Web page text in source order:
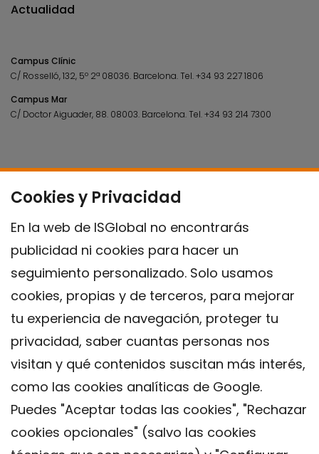
Cookies y Privacidad
En la web de ISGlobal no encontrarás
publicidad ni cookies para hacer un
seguimiento personalizado. Solo usamos
cookies, propias y de terceros, para mejorar
tu experiencia de navegación, proteger tu
privacidad, saber cuantas personas nos
visitan y qué contenidos suscitan más interés,
como las cookies analíticas de Google.
Puedes "Aceptar todas las cookies", "Rechazar
cookies opcionales" (salvo las cookies
Actualidad
Campus Clínic
C/ Rosselló, 132, 5º 2ª 08036. Barcelona.Tel.+34 93 227 1806
Campus Mar
C/ Doctor Aiguader, 88. 08003. Barcelona.Tel.+34 93 214 7300